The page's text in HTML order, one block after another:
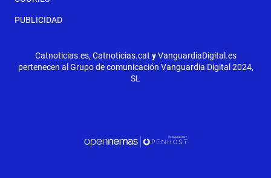
PUBLICIDAD
Catnoticias.es, Catnoticias.cat yVanguardiaDigital.es
pertenecen al Grupo de comunicación Vanguardia Digital 2024,
SL